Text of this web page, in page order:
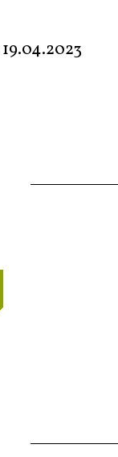
19.04.2023